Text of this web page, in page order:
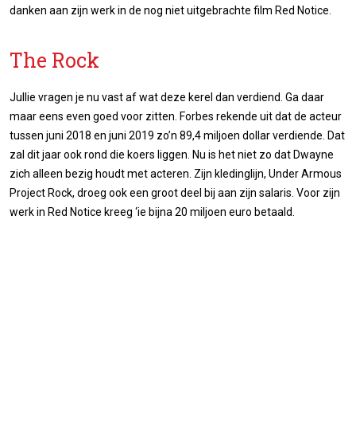
danken aan zijn werk in de nog niet uitgebrachte film Red Notice.
The Rock
Jullie vragen je nu vast af wat deze kerel dan verdiend. Ga daar
maar eens even goed voor zitten. Forbes rekende uit dat de acteur
tussen juni 2018 en juni 2019 zo’n 89,4 miljoen dollar verdiende. Dat
zal dit jaar ook rond die koers liggen. Nu is het niet zo dat Dwayne
zich alleen bezig houdt met acteren. Zijn kledinglijn, Under Armous
Project Rock, droeg ook een groot deel bij aan zijn salaris. Voor zijn
werk in Red Notice kreeg ‘ie bijna 20 miljoen euro betaald.